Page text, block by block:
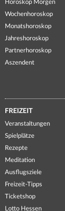
Horoskop Morgen
Wochenhoroskop
Monatshoroskop
Jahreshoroskop
Partnerhoroskop
Aszendent
FREIZEIT
Veranstaltungen
Spielplätze
Rezepte
Meditation
Ausflugsziele
Freizeit-Tipps
Ticketshop
Lotto Hessen